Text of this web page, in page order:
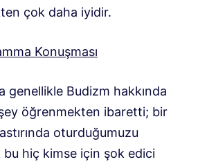
çok daha iyidir.
Konuşması
genellikle Budizm hakkında
öğrenmekten ibaretti; bir
oturduğumuzu
bu hiç kimse için şok edici